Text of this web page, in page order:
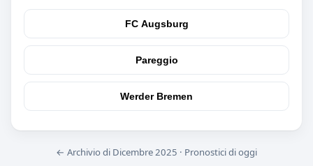
FC Augsburg
Pareggio
Werder Bremen
← Archivio di Dicembre 2025 · Pronostici di oggi